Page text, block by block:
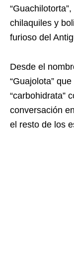
chilaquiles y
furioso del
Desde el
“Guajolota”
“carbohidrata”
conversación
el resto de los